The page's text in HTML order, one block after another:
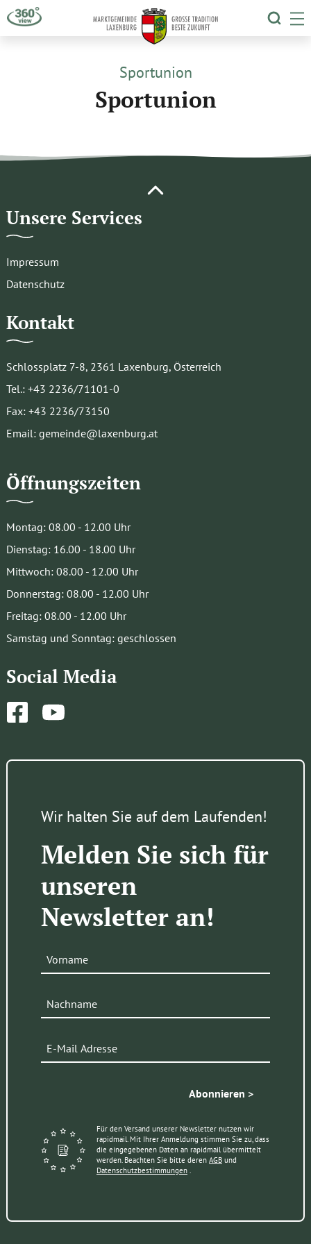
Sportunion
Sportunion
Unsere Services
Impressum
Datenschutz
Kontakt
Schlossplatz 7-8, 2361 Laxenburg, Österreich
Tel.: +43 2236/71101-0
Fax: +43 2236/73150
Email: gemeinde@laxenburg.at
Öffnungszeiten
Montag: 08.00 - 12.00 Uhr
Dienstag: 16.00 - 18.00 Uhr
Mittwoch: 08.00 - 12.00 Uhr
Donnerstag: 08.00 - 12.00 Uhr
Freitag: 08.00 - 12.00 Uhr
Samstag und Sonntag: geschlossen
Social Media
Facebook
YouTube
Wir halten Sie auf dem Laufenden!
Melden Sie sich für
unseren
Newsletter an!
Abonnieren >
Für den Versand unserer Newsletter nutzen wir
rapidmail. Mit Ihrer Anmeldung stimmen Sie zu, dass
die eingegebenen Daten an rapidmail übermittelt
werden. Beachten Sie bitte deren AGB und
Datenschutzbestimmungen .